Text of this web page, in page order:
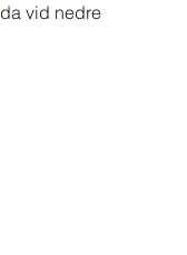
vid nedre